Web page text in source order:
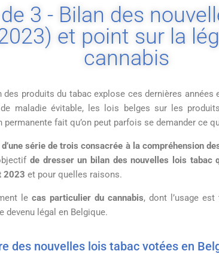
3 - Bilan des
et point sur la
cannabis
produits du tabac explose ces dernières
maladie évitable, les lois belges sur les
permanente fait qu’on peut parfois se demander ce
série de trois consacrée à la compréhension
de dresser un bilan des nouvelles lois tabac
2023 et pour quelles raisons.
le cas particulier du cannabis, dont l’usage
devenu légal en Belgique.
des nouvelles lois tabac votées en